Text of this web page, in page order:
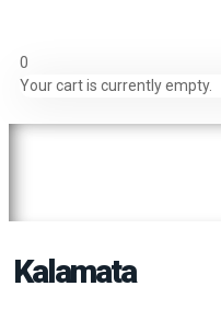
0
Your cart is currently empty.
Kalamata